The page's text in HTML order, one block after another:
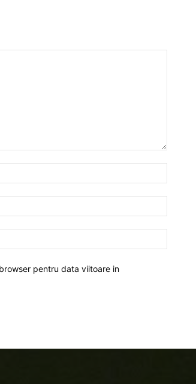
pentru data viitoare in